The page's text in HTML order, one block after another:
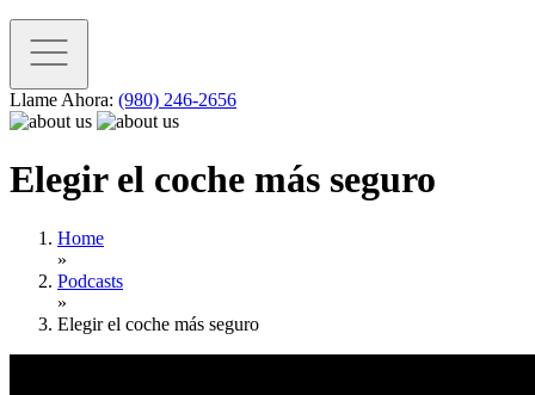
Llame Ahora: (980) 246-2656
Elegir el coche más seguro
Home
»
Podcasts
»
Elegir el coche más seguro